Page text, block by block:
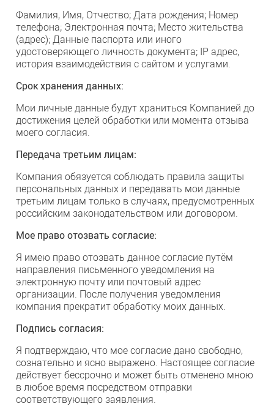
Фамилия, Имя, Отчество; Дата рождения; Номер
телефона; Электронная почта; Место жительства
(адрес); Данные паспорта или иного
удостоверяющего личность документа; IP адрес,
история взаимодействия с сайтом и услугами.
Срок хранения данных:
Мои личные данные будут храниться Компанией до
достижения целей обработки или момента отзыва
моего согласия.
Передача третьим лицам:
Компания обязуется соблюдать правила защиты
персональных данных и передавать мои данные
третьим лицам только в случаях, предусмотренных
российским законодательством или договором.
Мое право отозвать согласие:
Я имею право отозвать данное согласие путём
направления письменного уведомления на
электронную почту или почтовый адрес
организации. После получения уведомления
компания прекратит обработку моих данных.
Подпись согласия:
Я подтверждаю, что мое согласие дано свободно,
сознательно и ясно выражено. Настоящее согласие
действует бессрочно и может быть отменено мною
в любое время посредством отправки
соответствующего заявления.